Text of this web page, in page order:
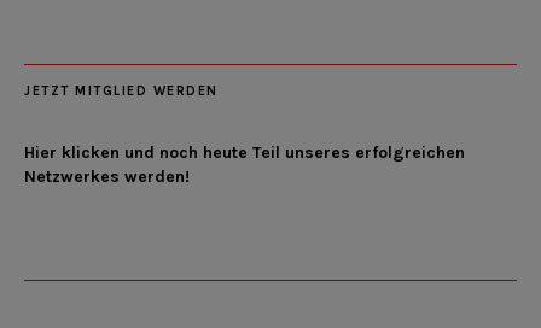
JETZT MITGLIED WERDEN
Hier klicken und noch heute Teil unseres erfolgreichen
Netzwerkes werden!